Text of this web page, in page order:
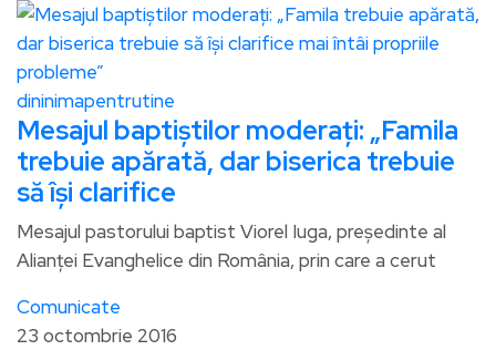
dininimapentrutine
Mesajul baptiştilor moderaţi: „Famila
trebuie apărată, dar biserica trebuie
să îşi clarifice
Mesajul pastorului baptist Viorel Iuga, preşedinte al
Alianţei Evanghelice din România, prin care a cerut
Comunicate
23 octombrie 2016